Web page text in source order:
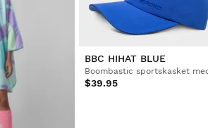
BBC HIHAT BLUE
$39.95